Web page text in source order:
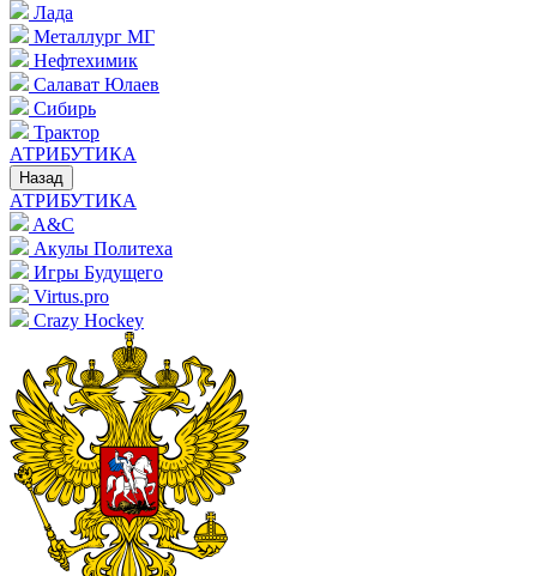
Лада
Металлург МГ
Нефтехимик
Салават Юлаев
Сибирь
Трактор
АТРИБУТИКА
Назад
АТРИБУТИКА
A&C
Акулы Политеха
Игры Будущего
Virtus.pro
Crazy Hockey